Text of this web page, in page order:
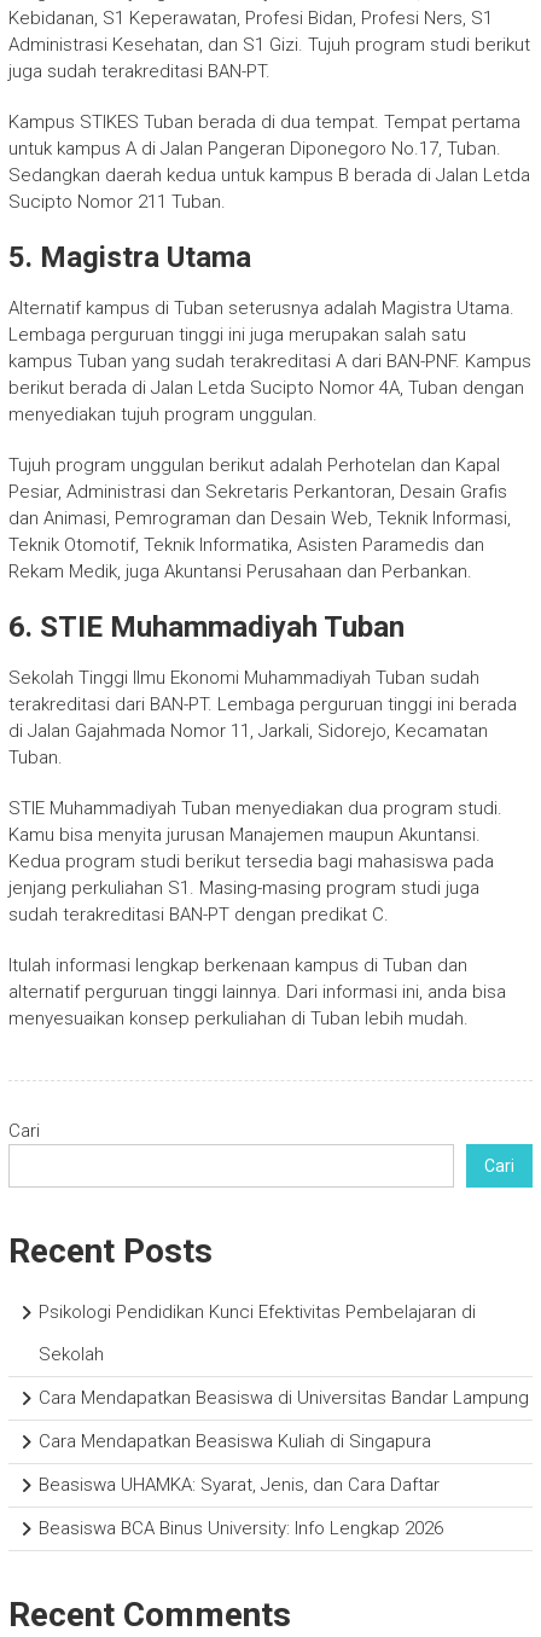
Kebidanan, S1 Keperawatan, Profesi Bidan, Profesi Ners, S1
Administrasi Kesehatan, dan S1 Gizi. Tujuh program studi berikut
juga sudah terakreditasi BAN-PT.
Kampus STIKES Tuban berada di dua tempat. Tempat pertama
untuk kampus A di Jalan Pangeran Diponegoro No.17, Tuban.
Sedangkan daerah kedua untuk kampus B berada di Jalan Letda
Sucipto Nomor 211 Tuban.
5. Magistra Utama
Alternatif kampus di Tuban seterusnya adalah Magistra Utama.
Lembaga perguruan tinggi ini juga merupakan salah satu
kampus Tuban yang sudah terakreditasi A dari BAN-PNF. Kampus
berikut berada di Jalan Letda Sucipto Nomor 4A, Tuban dengan
menyediakan tujuh program unggulan.
Tujuh program unggulan berikut adalah Perhotelan dan Kapal
Pesiar, Administrasi dan Sekretaris Perkantoran, Desain Grafis
dan Animasi, Pemrograman dan Desain Web, Teknik Informasi,
Teknik Otomotif, Teknik Informatika, Asisten Paramedis dan
Rekam Medik, juga Akuntansi Perusahaan dan Perbankan.
6. STIE Muhammadiyah Tuban
Sekolah Tinggi Ilmu Ekonomi Muhammadiyah Tuban sudah
terakreditasi dari BAN-PT. Lembaga perguruan tinggi ini berada
di Jalan Gajahmada Nomor 11, Jarkali, Sidorejo, Kecamatan
Tuban.
STIE Muhammadiyah Tuban menyediakan dua program studi.
Kamu bisa menyita jurusan Manajemen maupun Akuntansi.
Kedua program studi berikut tersedia bagi mahasiswa pada
jenjang perkuliahan S1. Masing-masing program studi juga
sudah terakreditasi BAN-PT dengan predikat C.
Itulah informasi lengkap berkenaan kampus di Tuban dan
alternatif perguruan tinggi lainnya. Dari informasi ini, anda bisa
menyesuaikan konsep perkuliahan di Tuban lebih mudah.
Cari
Cari
Recent Posts
Psikologi Pendidikan Kunci Efektivitas Pembelajaran di
Sekolah
Cara Mendapatkan Beasiswa di Universitas Bandar Lampung
Cara Mendapatkan Beasiswa Kuliah di Singapura
Beasiswa UHAMKA: Syarat, Jenis, dan Cara Daftar
Beasiswa BCA Binus University: Info Lengkap 2026
Recent Comments